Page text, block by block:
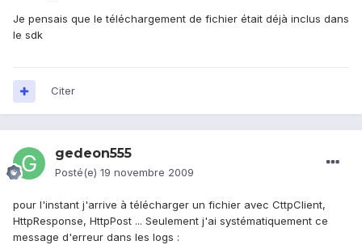
Je pensais que le téléchargement de fichier était déjà inclus dans
le sdk
Citer
gedeon555
Posté(e) 19 novembre 2009
pour l'instant j'arrive à télécharger un fichier avec CttpClient,
HttpResponse, HttpPost ... Seulement j'ai systématiquement ce
message d'erreur dans les logs :